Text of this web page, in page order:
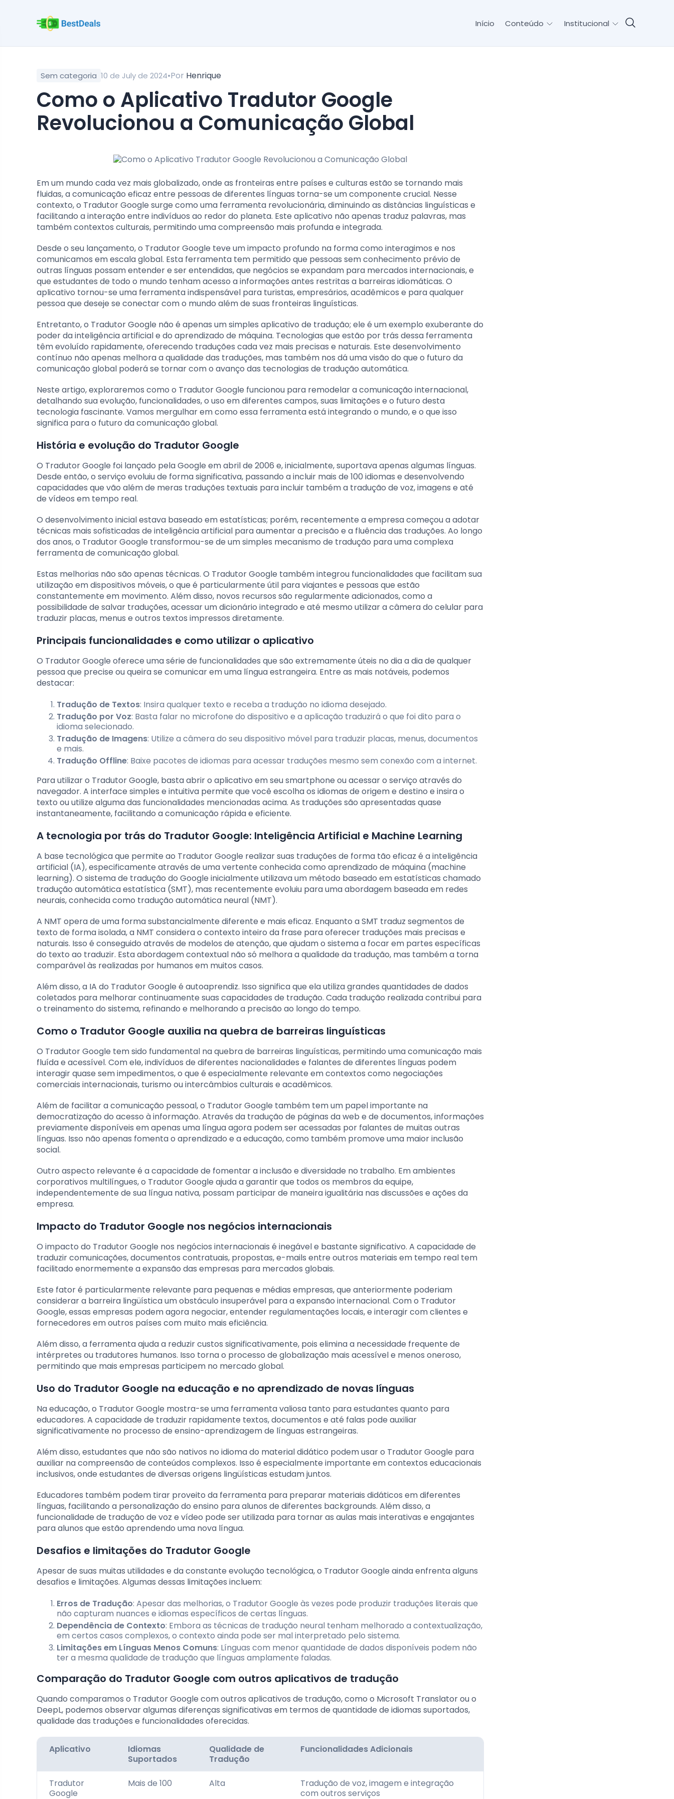
Início Conteúdo Institucional
Sem categoria 10 de July de 2024•Por Henrique
Como o Aplicativo Tradutor Google
Revolucionou a Comunicação Global
Em um mundo cada vez mais globalizado, onde as fronteiras entre países e culturas estão se tornando mais
fluidas, a comunicação eficaz entre pessoas de diferentes línguas torna-se um componente crucial. Nesse
contexto, o Tradutor Google surge como uma ferramenta revolucionária, diminuindo as distâncias linguísticas e
facilitando a interação entre indivíduos ao redor do planeta. Este aplicativo não apenas traduz palavras, mas
também contextos culturais, permitindo uma compreensão mais profunda e integrada.
Desde o seu lançamento, o Tradutor Google teve um impacto profundo na forma como interagimos e nos
comunicamos em escala global. Esta ferramenta tem permitido que pessoas sem conhecimento prévio de
outras línguas possam entender e ser entendidas, que negócios se expandam para mercados internacionais, e
que estudantes de todo o mundo tenham acesso a informações antes restritas a barreiras idiomáticas. O
aplicativo tornou-se uma ferramenta indispensável para turistas, empresários, acadêmicos e para qualquer
pessoa que deseje se conectar com o mundo além de suas fronteiras linguísticas.
Entretanto, o Tradutor Google não é apenas um simples aplicativo de tradução; ele é um exemplo exuberante do
poder da inteligência artificial e do aprendizado de máquina. Tecnologias que estão por trás dessa ferramenta
têm evoluído rapidamente, oferecendo traduções cada vez mais precisas e naturais. Este desenvolvimento
contínuo não apenas melhora a qualidade das traduções, mas também nos dá uma visão do que o futuro da
comunicação global poderá se tornar com o avanço das tecnologias de tradução automática.
Neste artigo, exploraremos como o Tradutor Google funcionou para remodelar a comunicação internacional,
detalhando sua evolução, funcionalidades, o uso em diferentes campos, suas limitações e o futuro desta
tecnologia fascinante. Vamos mergulhar em como essa ferramenta está integrando o mundo, e o que isso
significa para o futuro da comunicação global.
História e evolução do Tradutor Google
O Tradutor Google foi lançado pela Google em abril de 2006 e, inicialmente, suportava apenas algumas línguas.
Desde então, o serviço evoluiu de forma significativa, passando a incluir mais de 100 idiomas e desenvolvendo
capacidades que vão além de meras traduções textuais para incluir também a tradução de voz, imagens e até
de vídeos em tempo real.
O desenvolvimento inicial estava baseado em estatísticas; porém, recentemente a empresa começou a adotar
técnicas mais sofisticadas de inteligência artificial para aumentar a precisão e a fluência das traduções. Ao longo
dos anos, o Tradutor Google transformou-se de um simples mecanismo de tradução para uma complexa
ferramenta de comunicação global.
Estas melhorias não são apenas técnicas. O Tradutor Google também integrou funcionalidades que facilitam sua
utilização em dispositivos móveis, o que é particularmente útil para viajantes e pessoas que estão
constantemente em movimento. Além disso, novos recursos são regularmente adicionados, como a
possibilidade de salvar traduções, acessar um dicionário integrado e até mesmo utilizar a câmera do celular para
traduzir placas, menus e outros textos impressos diretamente.
Principais funcionalidades e como utilizar o aplicativo
O Tradutor Google oferece uma série de funcionalidades que são extremamente úteis no dia a dia de qualquer
pessoa que precise ou queira se comunicar em uma língua estrangeira. Entre as mais notáveis, podemos
destacar:
Tradução de Textos: Insira qualquer texto e receba a tradução no idioma desejado.
Tradução por Voz: Basta falar no microfone do dispositivo e a aplicação traduzirá o que foi dito para o
idioma selecionado.
Tradução de Imagens: Utilize a câmera do seu dispositivo móvel para traduzir placas, menus, documentos
e mais.
Tradução Offline: Baixe pacotes de idiomas para acessar traduções mesmo sem conexão com a internet.
Para utilizar o Tradutor Google, basta abrir o aplicativo em seu smartphone ou acessar o serviço através do
navegador. A interface simples e intuitiva permite que você escolha os idiomas de origem e destino e insira o
texto ou utilize alguma das funcionalidades mencionadas acima. As traduções são apresentadas quase
instantaneamente, facilitando a comunicação rápida e eficiente.
A tecnologia por trás do Tradutor Google: Inteligência Artificial e Machine Learning
A base tecnológica que permite ao Tradutor Google realizar suas traduções de forma tão eficaz é a inteligência
artificial (IA), especificamente através de uma vertente conhecida como aprendizado de máquina (machine
learning). O sistema de tradução do Google inicialmente utilizava um método baseado em estatísticas chamado
tradução automática estatística (SMT), mas recentemente evoluiu para uma abordagem baseada em redes
neurais, conhecida como tradução automática neural (NMT).
A NMT opera de uma forma substancialmente diferente e mais eficaz. Enquanto a SMT traduz segmentos de
texto de forma isolada, a NMT considera o contexto inteiro da frase para oferecer traduções mais precisas e
naturais. Isso é conseguido através de modelos de atenção, que ajudam o sistema a focar em partes específicas
do texto ao traduzir. Esta abordagem contextual não só melhora a qualidade da tradução, mas também a torna
comparável às realizadas por humanos em muitos casos.
Além disso, a IA do Tradutor Google é autoaprendiz. Isso significa que ela utiliza grandes quantidades de dados
coletados para melhorar continuamente suas capacidades de tradução. Cada tradução realizada contribui para
o treinamento do sistema, refinando e melhorando a precisão ao longo do tempo.
Como o Tradutor Google auxilia na quebra de barreiras linguísticas
O Tradutor Google tem sido fundamental na quebra de barreiras linguísticas, permitindo uma comunicação mais
fluída e acessível. Com ele, indivíduos de diferentes nacionalidades e falantes de diferentes línguas podem
interagir quase sem impedimentos, o que é especialmente relevante em contextos como negociações
comerciais internacionais, turismo ou intercâmbios culturais e acadêmicos.
Além de facilitar a comunicação pessoal, o Tradutor Google também tem um papel importante na
democratização do acesso à informação. Através da tradução de páginas da web e de documentos, informações
previamente disponíveis em apenas uma língua agora podem ser acessadas por falantes de muitas outras
línguas. Isso não apenas fomenta o aprendizado e a educação, como também promove uma maior inclusão
social.
Outro aspecto relevante é a capacidade de fomentar a inclusão e diversidade no trabalho. Em ambientes
corporativos multilíngues, o Tradutor Google ajuda a garantir que todos os membros da equipe,
independentemente de sua língua nativa, possam participar de maneira igualitária nas discussões e ações da
empresa.
Impacto do Tradutor Google nos negócios internacionais
O impacto do Tradutor Google nos negócios internacionais é inegável e bastante significativo. A capacidade de
traduzir comunicações, documentos contratuais, propostas, e-mails entre outros materiais em tempo real tem
facilitado enormemente a expansão das empresas para mercados globais.
Este fator é particularmente relevante para pequenas e médias empresas, que anteriormente poderiam
considerar a barreira lingüística um obstáculo insuperável para a expansão internacional. Com o Tradutor
Google, essas empresas podem agora negociar, entender regulamentações locais, e interagir com clientes e
fornecedores em outros países com muito mais eficiência.
Além disso, a ferramenta ajuda a reduzir custos significativamente, pois elimina a necessidade frequente de
intérpretes ou tradutores humanos. Isso torna o processo de globalização mais acessível e menos oneroso,
permitindo que mais empresas participem no mercado global.
Uso do Tradutor Google na educação e no aprendizado de novas línguas
Na educação, o Tradutor Google mostra-se uma ferramenta valiosa tanto para estudantes quanto para
educadores. A capacidade de traduzir rapidamente textos, documentos e até falas pode auxiliar
significativamente no processo de ensino-aprendizagem de línguas estrangeiras.
Além disso, estudantes que não são nativos no idioma do material didático podem usar o Tradutor Google para
auxiliar na compreensão de conteúdos complexos. Isso é especialmente importante em contextos educacionais
inclusivos, onde estudantes de diversas origens lingüísticas estudam juntos.
Educadores também podem tirar proveito da ferramenta para preparar materiais didáticos em diferentes
línguas, facilitando a personalização do ensino para alunos de diferentes backgrounds. Além disso, a
funcionalidade de tradução de voz e vídeo pode ser utilizada para tornar as aulas mais interativas e engajantes
para alunos que estão aprendendo uma nova língua.
Desafios e limitações do Tradutor Google
Apesar de suas muitas utilidades e da constante evolução tecnológica, o Tradutor Google ainda enfrenta alguns
desafios e limitações. Algumas dessas limitações incluem:
Erros de Tradução: Apesar das melhorias, o Tradutor Google às vezes pode produzir traduções literais que
não capturam nuances e idiomas específicos de certas línguas.
Dependência de Contexto: Embora as técnicas de tradução neural tenham melhorado a contextualização,
em certos casos complexos, o contexto ainda pode ser mal interpretado pelo sistema.
Limitações em Línguas Menos Comuns: Línguas com menor quantidade de dados disponíveis podem não
ter a mesma qualidade de tradução que línguas amplamente faladas.
Comparação do Tradutor Google com outros aplicativos de tradução
Quando comparamos o Tradutor Google com outros aplicativos de tradução, como o Microsoft Translator ou o
DeepL, podemos observar algumas diferenças significativas em termos de quantidade de idiomas suportados,
qualidade das traduções e funcionalidades oferecidas.
Aplicativo
Idiomas
Suportados
Qualidade de
Tradução
Funcionalidades Adicionais
Tradutor
Google
Mais de 100 Alta
Tradução de voz, imagem e integração
com outros serviços